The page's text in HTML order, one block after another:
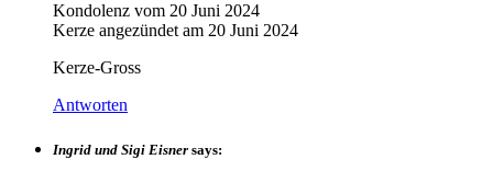
Kondolenz vom 20 Juni 2024
Kerze angezündet am 20 Juni 2024
Kerze-Gross
Antworten
Ingrid und Sigi Eisner says: